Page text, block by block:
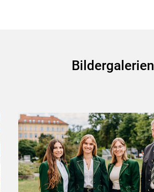
Bildergalerien